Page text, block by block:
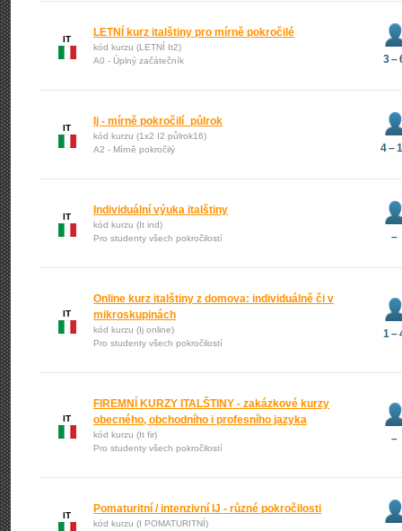
IT
LETNÍ kurz italštiny pro mírně pokročilé
kód kurzu (LETNÍ It2)
A0 - Úplný začátečník
3 –
IT
Ij - mírně pokročilí_půlrok
kód kurzu (1x2 I2 půlrok16)
A2 - Mírně pokročilý
4 –
IT
Individuální výuka italštiny
kód kurzu (It ind)
Pro studenty všech pokročilostí
–
IT
Online kurz italštiny z domova: individuálně či v
mikroskupinách
kód kurzu (Ij online)
Pro studenty všech pokročilostí
1 –
IT
FIREMNÍ KURZY ITALŠTINY - zakázkové kurzy
obecného, obchodního i profesního jazyka
kód kurzu (It fir)
Pro studenty všech pokročilostí
–
IT
Pomaturitní / intenzivní IJ - různé pokročilosti
kód kurzu (I POMATURITNÍ)